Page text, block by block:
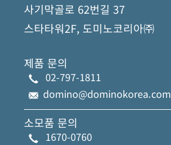
사기막골로 62번길 37
스타타워2F, 도미노코리아㈜
제품 문의
02-797-1811
domino@dominokorea.com
소모품 문의
1670-0760